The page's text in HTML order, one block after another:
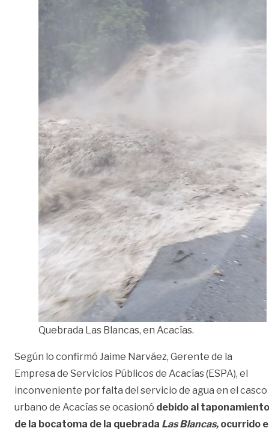
Quebrada Las Blancas, en Acacías.
Según lo confirmó Jaime Narváez, Gerente de la
Empresa de Servicios Públicos de Acacías (ESPA), el
inconveniente por falta del servicio de agua en el casco
urbano de Acacías se ocasionó debido al taponamiento
de la bocatoma de la quebrada Las Blancas, ocurrido